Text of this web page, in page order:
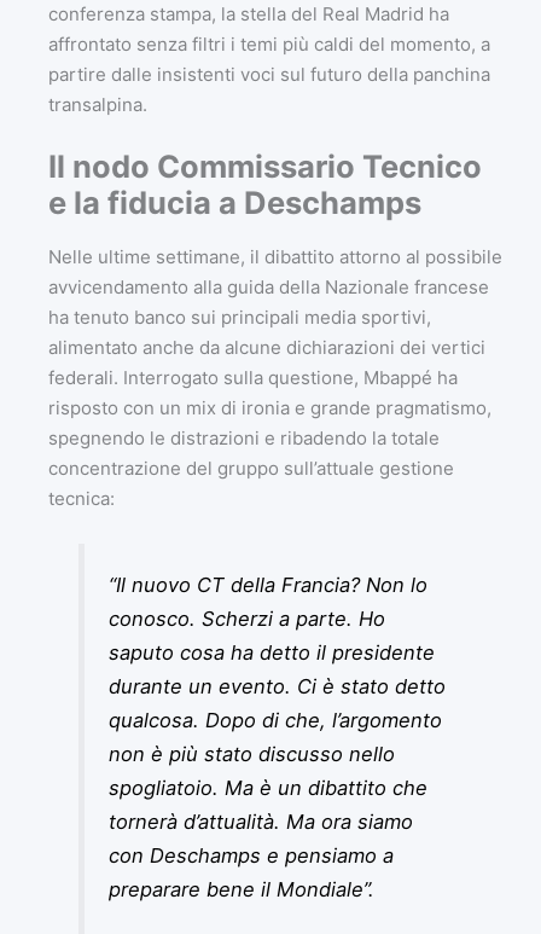
conferenza stampa, la stella del Real Madrid ha
affrontato senza filtri i temi più caldi del momento, a
partire dalle insistenti voci sul futuro della panchina
transalpina.
Il nodo Commissario Tecnico
e la fiducia a Deschamps
Nelle ultime settimane, il dibattito attorno al possibile
avvicendamento alla guida della Nazionale francese
ha tenuto banco sui principali media sportivi,
alimentato anche da alcune dichiarazioni dei vertici
federali. Interrogato sulla questione, Mbappé ha
risposto con un mix di ironia e grande pragmatismo,
spegnendo le distrazioni e ribadendo la totale
concentrazione del gruppo sull’attuale gestione
tecnica:
“Il nuovo CT della Francia? Non lo
conosco. Scherzi a parte. Ho
saputo cosa ha detto il presidente
durante un evento. Ci è stato detto
qualcosa. Dopo di che, l’argomento
non è più stato discusso nello
spogliatoio. Ma è un dibattito che
tornerà d’attualità. Ma ora siamo
con Deschamps e pensiamo a
preparare bene il Mondiale”.